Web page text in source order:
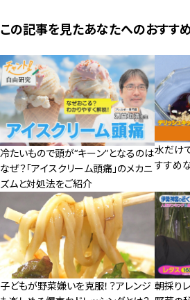
この記事を見たあなたへのおすす
冷たいもので頭が“キーン”となるのは
なぜ？「アイスクリーム頭痛」のメカニ
ズムと対処法をご紹介
水だけ
すすめ
子どもが野菜嫌いを克服！？アレンジ 朝採り